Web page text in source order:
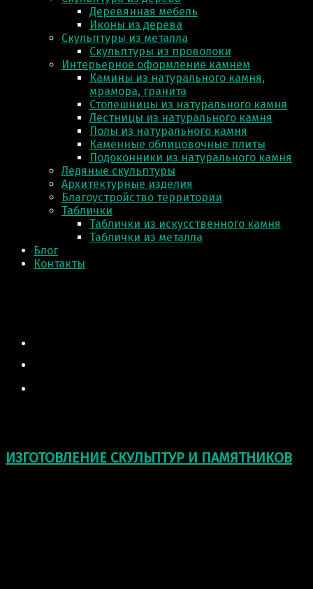
Деревянная мебель
Иконы из дерева
Скульптуры из металла
Скульптуры из проволоки
Интерьерное оформление камнем
Камины из натурального камня,
мрамора, гранита
Столешницы из натурального камня
Лестницы из натурального камня
Полы из натурального камня
Каменные облицовочные плиты
Подоконники из натурального камня
Ледяные скульптуры
Архитектурные изделия
Благоустройство территории
Таблички
Таблички из искусственного камня
Таблички из металла
Блог
Контакты
ИЗГОТОВЛЕНИЕ СКУЛЬПТУР И ПАМЯТНИКОВ